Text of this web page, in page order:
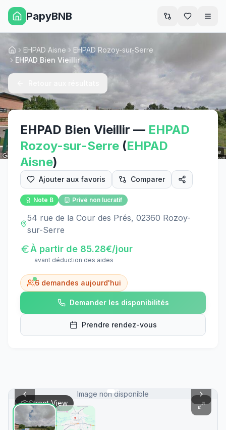
PapyBNB
Street View
AccueilEHPAD Aisne
EHPAD Rozoy-sur-Serre
EHPAD Bien Vieillir
EHPAD Bien Vieillir — EHPAD
Rozoy-sur-Serre (EHPAD
Aisne)
Ajouter aux favoris Comparer
Note B Privé non lucratif
54 rue de la Cour des Prés, 02360 Rozoy-
sur-Serre
À partir de 85.28€/jour
avant déduction des aides
6 demandes aujourd'hui
Demander les disponibilités
Prendre rendez-vous
Image non disponible
Street View